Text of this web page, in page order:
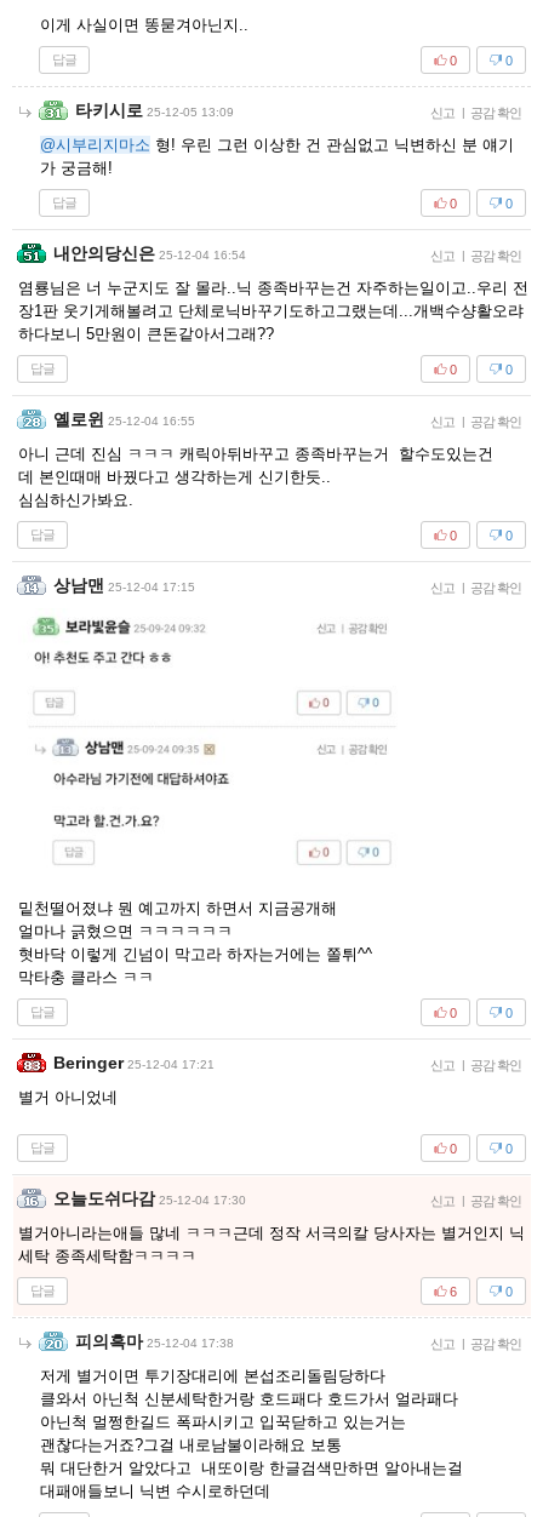
이게 사실이면 똥묻겨아닌지..
답글 0
0
타키시로 25-12-05 13:09 신고 공감 확인
@시부리지마소 형! 우린 그런 이상한 건 관심없고 닉변하신 분 얘기
가 궁금해!
답글 0
0
내안의당신은 25-12-04 16:54 신고 공감 확인
염룡님은 너 누군지도 잘 몰라..닉 종족바꾸는건 자주하는일이고..우리 전
장1판 웃기게해볼려고 단체로닉바꾸기도하고그랬는데...개백수샹활오랴
하다보니 5만원이 큰돈같아서그래??
답글 0
0
옐로윈 25-12-04 16:55 신고 공감 확인
아니 근데 진심 ㅋㅋㅋ 캐릭아뒤바꾸고 종족바꾸는거 할수도있는건
데 본인때매 바꿨다고 생각하는게 신기한듯..
심심하신가봐요.
답글 0
0
상남맨 25-12-04 17:15 신고 공감 확인
밑천떨어졌냐 뭔 예고까지 하면서 지금공개해
얼마나 긁혔으면 ㅋㅋㅋㅋㅋㅋ
혓바닥 이렇게 긴넘이 막고라 하자는거에는 쫄튀^^
막타충 클라스 ㅋㅋ
답글 0
0
Beringer 25-12-04 17:21 신고 | 공감 확인
별거 아니었네
답글 0
0
오늘도쉬다감 25-12-04 17:30 신고 | 공감 확인
별거아니라는애들 많네 ㅋㅋㅋ근데 정작 서극의칼 당사자는 별거인지 닉
세탁 종족세탁함ㅋㅋㅋㅋ
답글 0
6
피의흑마 25-12-04 17:38 신고 | 공감 확인
저게 별거이면 투기장대리에 본섭조리돌림당하다
클와서 아닌척 신분세탁한거랑 호드패다 호드가서 얼라패다
아닌척 멀쩡한길드 폭파시키고 입꾹닫하고 있는거는
괜찮다는거죠?그걸 내로남불이라해요 보통
뭐 대단한거 알았다고 내또이랑 한글검색만하면 알아내는걸
대패애들보니 닉변 수시로하던데